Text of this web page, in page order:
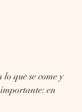
que se come y
en